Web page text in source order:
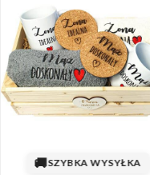
🚚SZYBKA WYSYŁKA